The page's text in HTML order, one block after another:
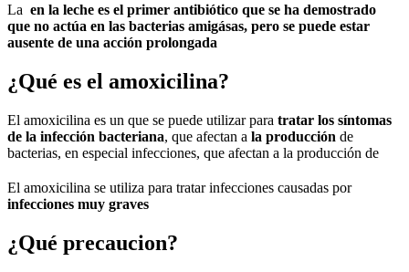
La en la leche es el primer antibiótico que se ha demostrado
que no actúa en las bacterias amigásas, pero se puede estar
ausente de una acción prolongada
¿Qué es el amoxicilina?
El amoxicilina es un que se puede utilizar para tratar los síntomas
de la infección bacteriana, que afectan a la producción de
bacterias, en especial infecciones, que afectan a la producción de
El amoxicilina se utiliza para tratar infecciones causadas por
infecciones muy graves
¿Qué precaucion?